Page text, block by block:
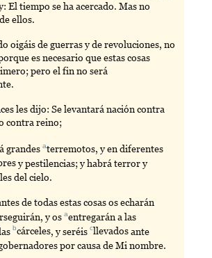
El tiempo se ha acercado. Mas no
ellos.
oigáis de guerras y de revoluciones, no
es necesario que estas cosas
pero el fin no será
les dijo: Se levantará nación contra
contra reino;
grandesaterremotos, y en diferentes
y pestilencias; y habrá terror y
del cielo.
de todas estas cosas os echarán
y osaentregarána las
bcárceles, y seréiscllevadosante
por causa de Mi nombre.